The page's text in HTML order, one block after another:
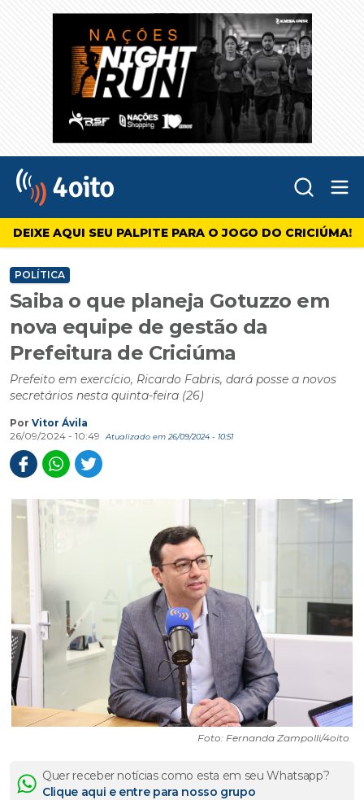
4oito
DEIXE AQUI SEU PALPITE PARA O JOGO DO CRICIÚMA!
POLÍTICA
Saiba o que planeja Gotuzzo em
nova equipe de gestão da
Prefeitura de Criciúma
Prefeito em exercício, Ricardo Fabris, dará posse a novos
secretários nesta quinta-feira (26)
Por Vitor Ávila
26/09/2024 - 10:49
Atualizado em 26/09/2024 - 10:51
Foto: Fernanda Zampolli/4oito
Quer receber notícias como esta em seu Whatsapp?
Clique aqui e entre para nosso grupo